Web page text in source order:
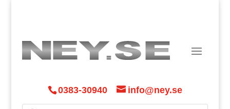
0383-30940 info@ney.se
Products